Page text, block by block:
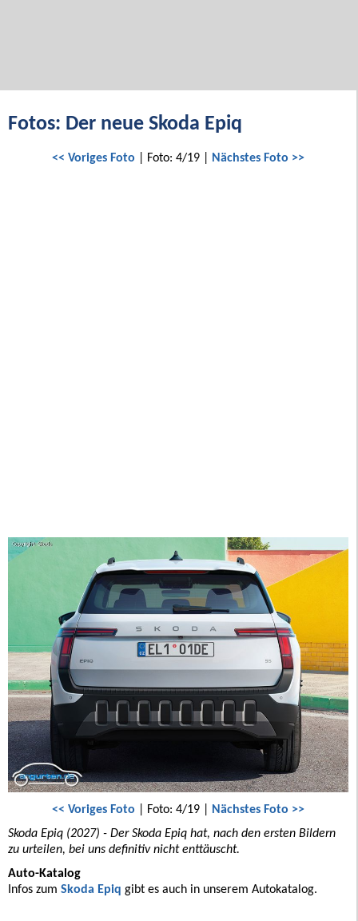
Fotos: Der neue Skoda Epiq
<< Voriges Foto | Foto: 4/19 | Nächstes Foto >>
<< Voriges Foto | Foto: 4/19 | Nächstes Foto >>
Skoda Epiq (2027) - Der Skoda Epiq hat, nach den ersten Bildern
zu urteilen, bei uns definitiv nicht enttäuscht.
Auto-Katalog
Infos zum Skoda Epiq gibt es auch in unserem Autokatalog.